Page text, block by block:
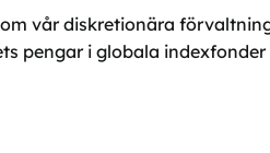
vår diskretionära
pengar i globala